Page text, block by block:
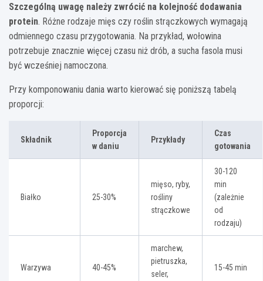
Szczególną uwagę należy zwrócić na kolejność dodawania
protein. Różne rodzaje mięs czy roślin strączkowych wymagają
odmiennego czasu przygotowania. Na przykład, wołowina
potrzebuje znacznie więcej czasu niż drób, a sucha fasola musi
być wcześniej namoczona.
Przy komponowaniu dania warto kierować się poniższą tabelą
proporcji:
Składnik
Proporcja
w daniu
Przykłady
Czas
gotowania
Białko 25-30%
mięso, ryby,
rośliny
strączkowe
30-120
min
(zależnie
od
rodzaju)
Warzywa 40-45%
marchew,
pietruszka,
seler,
15-45 min